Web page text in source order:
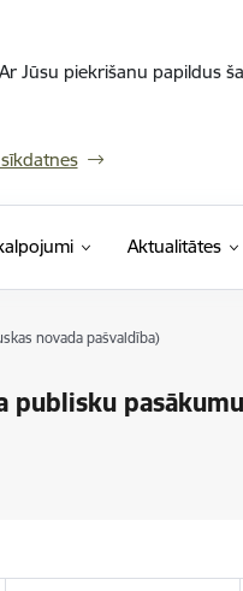
Jūsu piekrišanu papildus
Aktualitātes
novada pašvaldība)
publisku